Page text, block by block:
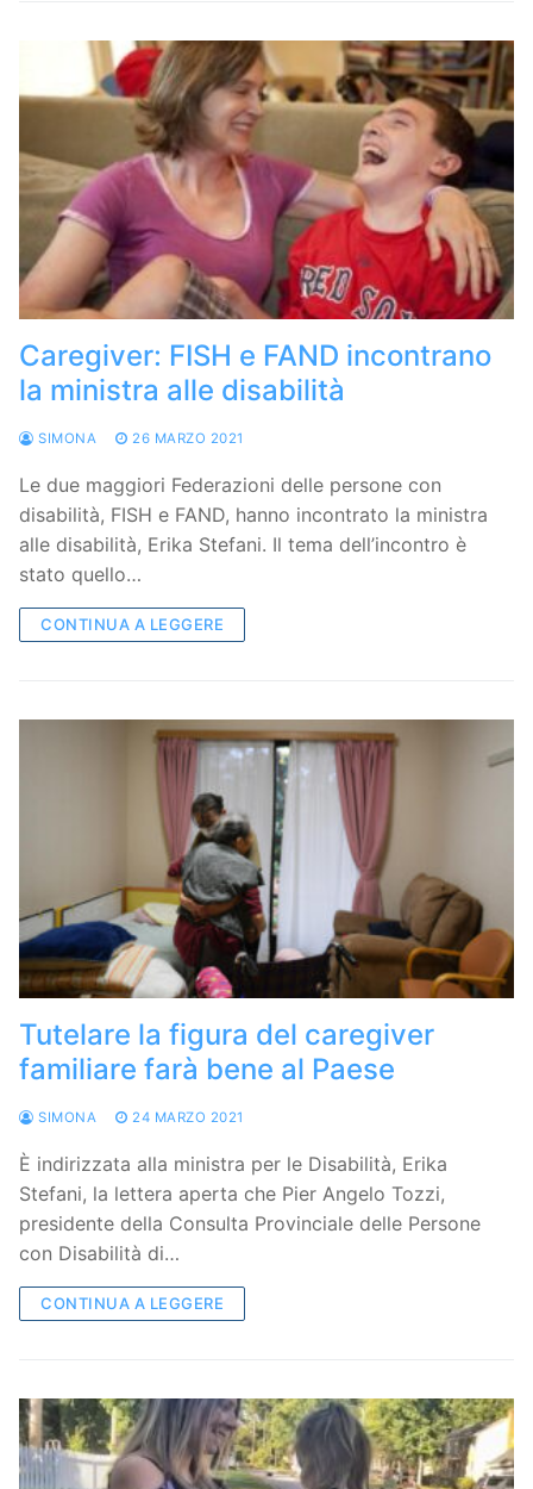
Caregiver: FISH e FAND incontrano
la ministra alle disabilità
SIMONA 26 MARZO 2021
Le due maggiori Federazioni delle persone con
disabilità, FISH e FAND, hanno incontrato la ministra
alle disabilità, Erika Stefani. Il tema dell’incontro è
stato quello…
CONTINUA A LEGGERE
Tutelare la figura del caregiver
familiare farà bene al Paese
SIMONA 24 MARZO 2021
È indirizzata alla ministra per le Disabilità, Erika
Stefani, la lettera aperta che Pier Angelo Tozzi,
presidente della Consulta Provinciale delle Persone
con Disabilità di…
CONTINUA A LEGGERE